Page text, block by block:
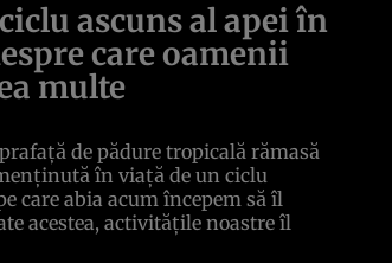
ascuns al apei în
care oamenii
multe
de pădure tropicală rămasă
în viață de un ciclu
care abia acum începem să îl
acestea, activitățile noastre îl